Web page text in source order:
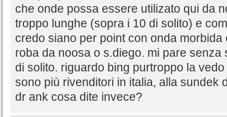
che onde possa essere utilizato qui da
troppo lunghe (sopra i 10 di solito) e
credo siano per point con onda
roba da noosa o s.diego. mi pare
di solito. riguardo bing purtroppo la
sono più rivenditori in italia, alla sundek
dr ank cosa dite invece?